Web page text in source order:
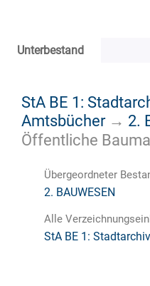
Unterbestand
StA BE 1:
Amtsbücher→ 2.
Öffentliche
Übergeordneter
2. BAUWESEN
Alle
StA BE 1: